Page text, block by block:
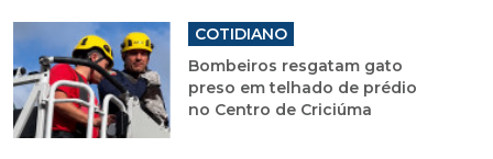
COTIDIANO
Bombeiros resgatam gato
preso em telhado de prédio
no Centro de Criciúma